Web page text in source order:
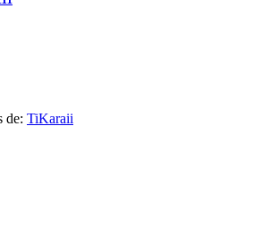
de: TiKaraii